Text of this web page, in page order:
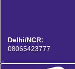
Delhi/NCR:
08065423777